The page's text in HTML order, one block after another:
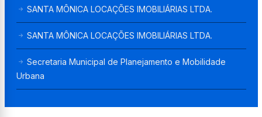
SANTA MÔNICA LOCAÇÕES IMOBILIÁRIAS LTDA.
SANTA MÔNICA LOCAÇÕES IMOBILIÁRIAS LTDA.
Secretaria Municipal de Planejamento e Mobilidade
Urbana